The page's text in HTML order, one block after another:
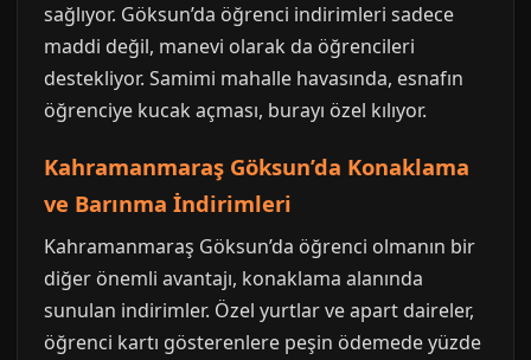
sağlıyor. Göksun’da öğrenci indirimleri sadece
maddi değil, manevi olarak da öğrencileri
destekliyor. Samimi mahalle havasında, esnafın
öğrenciye kucak açması, burayı özel kılıyor.
Kahramanmaraş Göksun’da Konaklama
ve Barınma İndirimleri
Kahramanmaraş Göksun’da öğrenci olmanın bir
diğer önemli avantajı, konaklama alanında
sunulan indirimler. Özel yurtlar ve apart daireler,
öğrenci kartı gösterenlere peşin ödemede yüzde